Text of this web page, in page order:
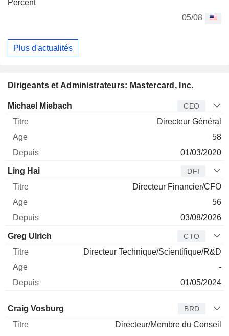
Percent
05/08
Plus d'actualités
Dirigeants et Administrateurs: Mastercard, Inc.
Dirigeant Titre Age
Michael Miebach CEO
Directeur Général
58
01/03/2020
Ling Hai DFI
Directeur Financier/CFO
56
03/08/2026
Greg Ulrich CTO
Directeur Technique/Scientifique/R&D
-
01/05/2024
Administrateur
Craig Vosburg BRD
Directeur/Membre du Conseil